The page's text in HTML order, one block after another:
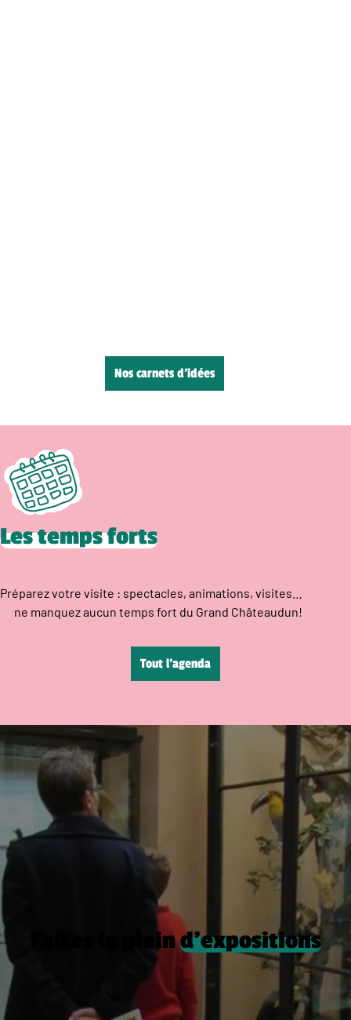
Nos carnets d’idées
Les temps forts
Préparez votre visite : spectacles, animations, visites…
ne manquez aucun temps fort du Grand Châteaudun!
Tout l’agenda
Faites le pleind’expositions